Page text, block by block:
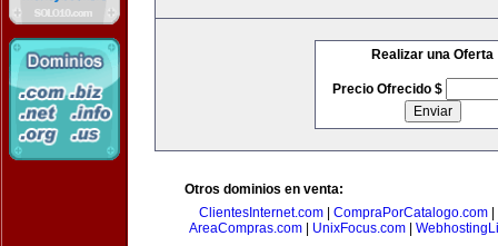
Realizar una Oferta
Precio Ofrecido $
Otros dominios en venta:
ClientesInternet.com
CompraPorCatalogo.com
AreaCompras.com
UnixFocus.com